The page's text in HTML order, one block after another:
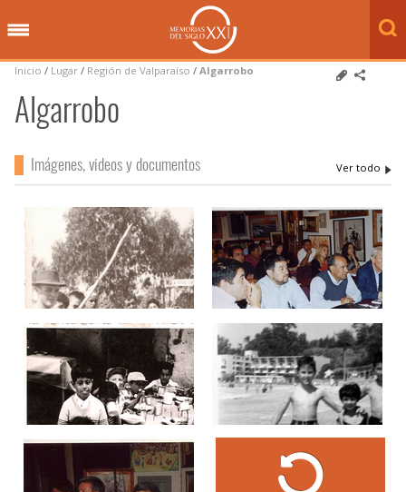
Inicio / Lugar / Región de Valparaíso / Algarrobo
Algarrobo
Imágenes, videos y documentos